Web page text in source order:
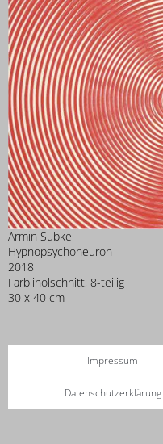
Armin Subke
Hypnopsychoneuron
2018
Farblinolschnitt, 8-teilig
30 x 40 cm
Impressum
Datenschutzerklärung